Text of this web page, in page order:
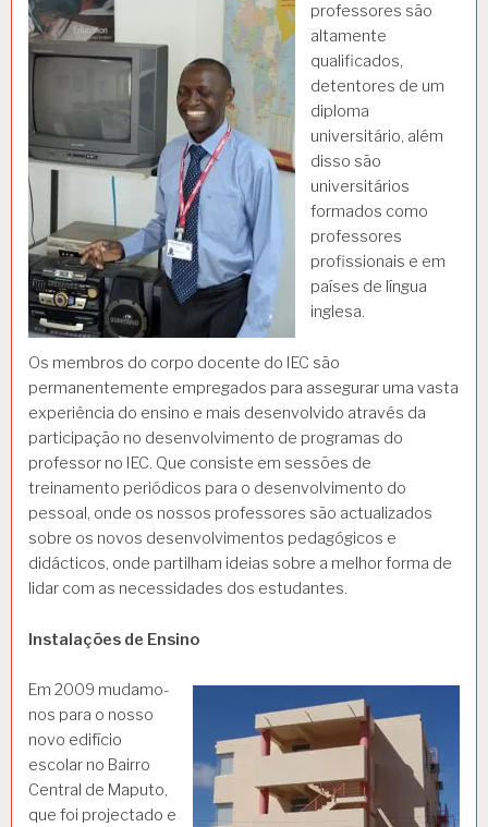
professores são
altamente
qualificados,
detentores de um
diploma
universitário, além
disso são
universitários
formados como
professores
profissionais e em
países de língua
inglesa.
Os membros do corpo docente do IEC são
permanentemente empregados para assegurar uma vasta
experiência do ensino e mais desenvolvido através da
participação no desenvolvimento de programas do
professor no IEC. Que consiste em sessões de
treinamento periódicos para o desenvolvimento do
pessoal, onde os nossos professores são actualizados
sobre os novos desenvolvimentos pedagógicos e
didácticos, onde partilham ideias sobre a melhor forma de
lidar com as necessidades dos estudantes.
Instalações de Ensino
Em 2009 mudamo-
nos para o nosso
novo edifício
escolar no Bairro
Central de Maputo,
que foi projectado e